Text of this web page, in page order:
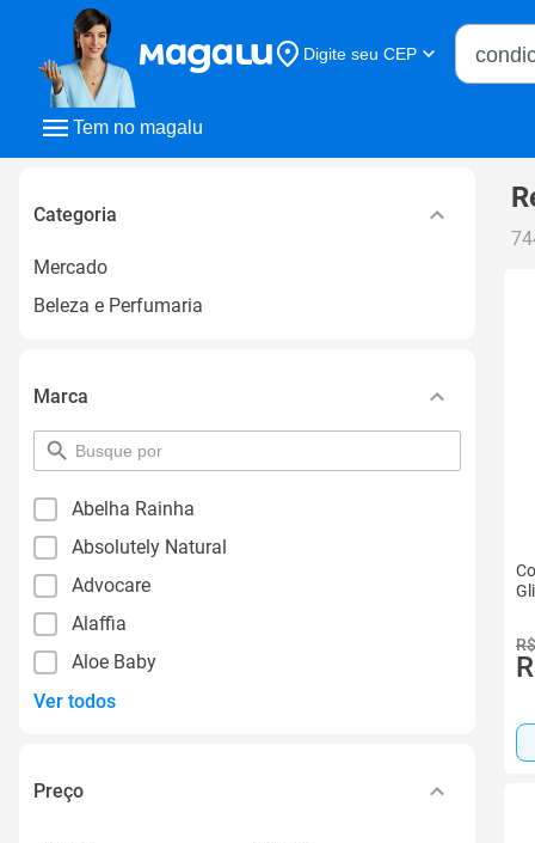
Tem no magalu
Digite seu CEP
Buscar
Categoria
Mercado
Beleza e Perfumaria
Marca
pesquisar
por
Abelha Rainha
Absolutely Natural
Advocare
Alaffia
Aloe Baby
Ver todos
Preço